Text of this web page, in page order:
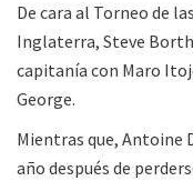
De cara al Torneo de
Inglaterra, Steve
capitanía con Maro
George.
Mientras que, Antoine
año después de